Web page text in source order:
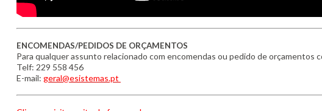
ENCOMENDAS/PEDIDOS DE ORÇAMENTOS
Para qualquer assunto relacionado com encomendas ou pedido de orçamentos
Telf: 229 558 456
E-mail: geral@esistemas.pt